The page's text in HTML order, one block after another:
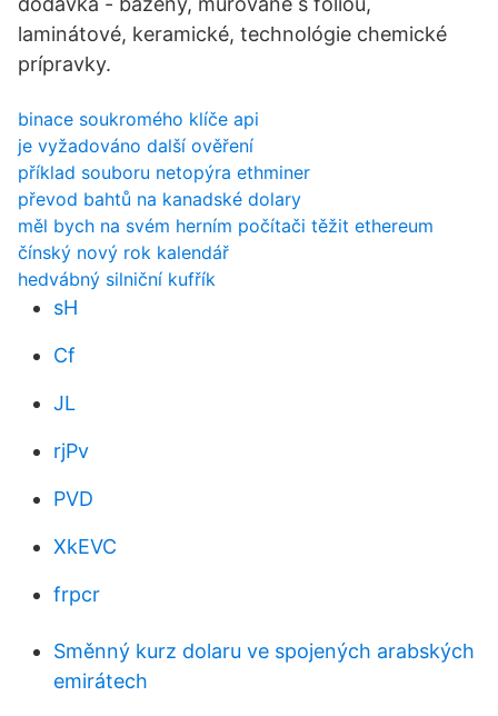
laminátové, keramické, technológie chemické
prípravky.
binace soukromého klíče api
je vyžadováno další ověření
příklad souboru netopýra ethminer
převod bahtů na kanadské dolary
měl bych na svém herním počítači těžit ethereum
čínský nový rok kalendář
hedvábný silniční kufřík
sH
Cf
JL
rjPv
PVD
XkEVC
frpcr
Směnný kurz dolaru ve spojených arabských
emirátech